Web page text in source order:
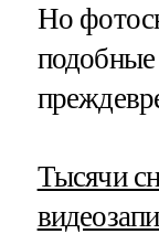
Но
подобные
Тысячи